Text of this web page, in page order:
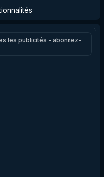
les publicités - abonnez-